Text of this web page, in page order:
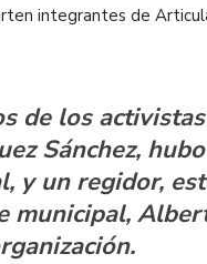
integrantes de
de los
Sánchez,
y un regidor,